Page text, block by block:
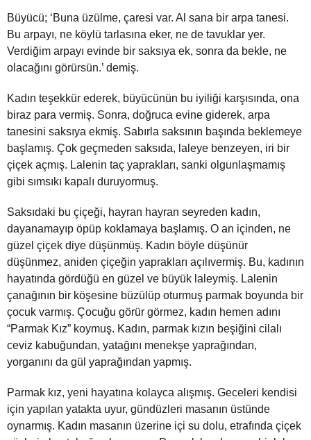
Büyücü; ‘Buna üzülme, çaresi var. Al sana bir arpa tanesi.
Bu arpayı, ne köylü tarlasına eker, ne de tavuklar yer.
Verdiğim arpayı evinde bir saksıya ek, sonra da bekle, ne
olacağını görürsün.’ demiş.
Kadın teşekkür ederek, büyücünün bu iyiliği karşısında, ona
biraz para vermiş. Sonra, doğruca evine giderek, arpa
tanesini saksıya ekmiş. Sabırla saksının başında beklemeye
başlamış. Çok geçmeden saksıda, laleye benzeyen, iri bir
çiçek açmış. Lalenin taç yaprakları, sanki olgunlaşmamış
gibi sımsıkı kapalı duruyormuş.
Saksıdaki bu çiçeği, hayran hayran seyreden kadın,
dayanamayıp öpüp koklamaya başlamış. O an içinden, ne
güzel çiçek diye düşünmüş. Kadın böyle düşünür
düşünmez, aniden çiçeğin yaprakları açılıvermiş. Bu, kadının
hayatında gördüğü en güzel ve büyük laleymiş. Lalenin
çanağının bir köşesine büzülüp oturmuş parmak boyunda bir
çocuk varmış. Çocuğu görür görmez, kadın hemen adını
“Parmak Kız” koymuş. Kadın, parmak kızın beşiğini cilalı
ceviz kabuğundan, yatağını menekşe yaprağından,
yorganını da gül yaprağından yapmış.
Parmak kız, yeni hayatına kolayca alışmış. Geceleri kendisi
için yapılan yatakta uyur, gündüzleri masanın üstünde
oynarmış. Kadın masanın üzerine içi su dolu, etrafında çiçek